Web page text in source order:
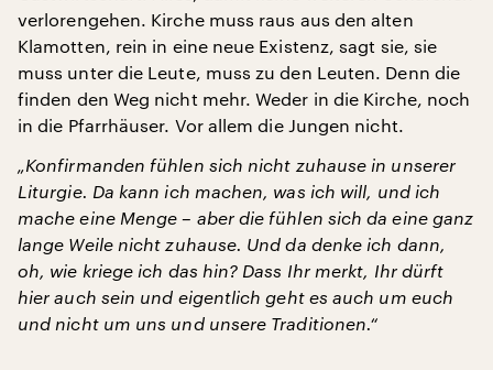
verlorengehen. Kirche muss raus aus den alten
Klamotten, rein in eine neue Existenz, sagt sie, sie
muss unter die Leute, muss zu den Leuten. Denn die
finden den Weg nicht mehr. Weder in die Kirche, noch
in die Pfarrhäuser. Vor allem die Jungen nicht.
„Konfirmanden fühlen sich nicht zuhause in unserer
Liturgie. Da kann ich machen, was ich will, und ich
mache eine Menge – aber die fühlen sich da eine ganz
lange Weile nicht zuhause. Und da denke ich dann,
oh, wie kriege ich das hin? Dass Ihr merkt, Ihr dürft
hier auch sein und eigentlich geht es auch um euch
und nicht um uns und unsere Traditionen.“